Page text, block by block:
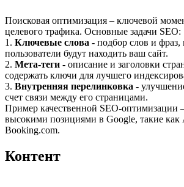
Поисковая оптимизация – ключевой
целевого трафика. Основные задачи SEO:
1. Ключевые слова - подбор слов и
пользователи будут находить ваш сайт.
2. Мета-теги - описание и заголовки
содержать ключи для лучшего
3. Внутренняя перелинковка -
счет связи между его страницами.
Пример качественной SEO-оптимизации
высокими позициями в Google, такие как
Booking.com.
Контент